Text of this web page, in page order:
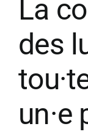
La
des
un·e